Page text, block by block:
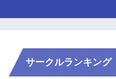
サークルランキング